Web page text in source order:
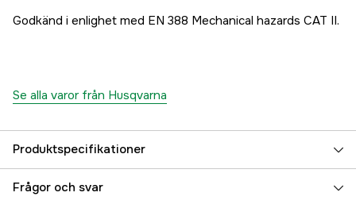
Godkänd i enlighet med EN 388 Mechanical hazards CAT II.
Se alla varor från Husqvarna
Produktspecifikationer
Certifications EN 388 2016
Frågor och svar